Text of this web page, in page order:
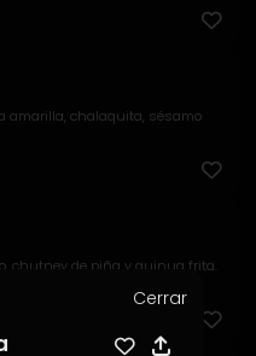
amarilla, chalaquita, sésamo
chutney de piña y quinua frita.
Cerrar